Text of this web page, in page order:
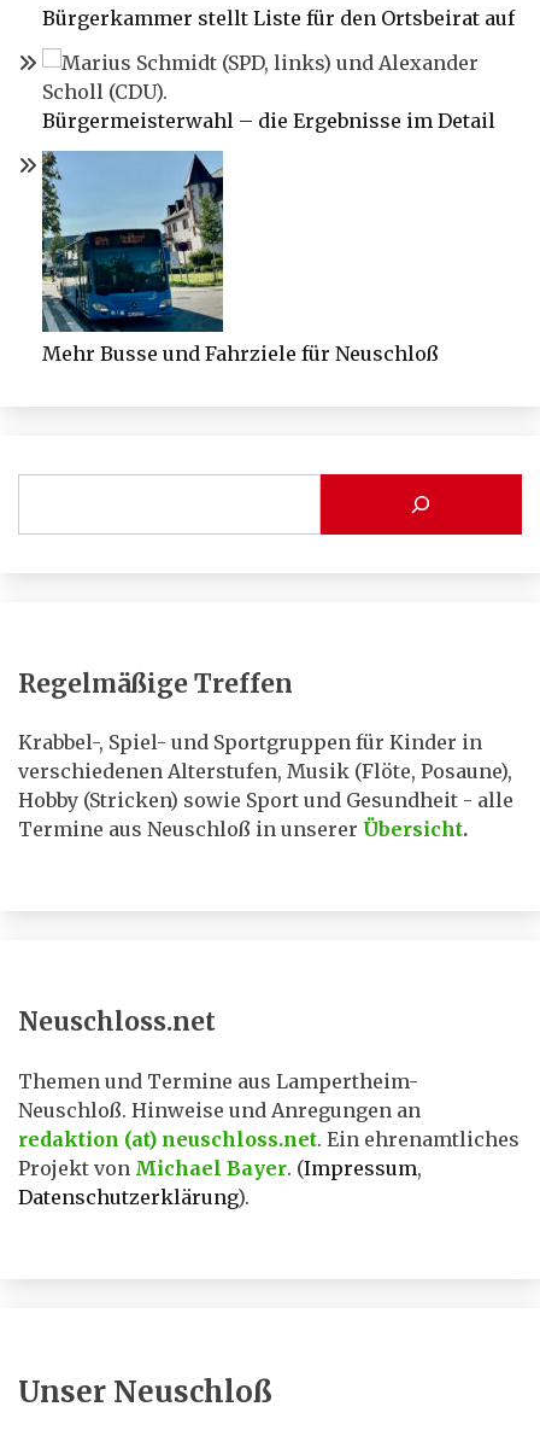
Bürgerkammer stellt Liste für den Ortsbeirat auf
Bürgermeisterwahl – die Ergebnisse im Detail
Mehr Busse und Fahrziele für Neuschloß
Regelmäßige Treffen
Krabbel-, Spiel- und Sportgruppen für Kinder in
verschiedenen Alterstufen, Musik (Flöte, Posaune),
Hobby (Stricken) sowie Sport und Gesundheit - alle
Termine aus Neuschloß in unserer Übersicht.
Neuschloss.net
Themen und Termine aus Lampertheim-
Neuschloß. Hinweise und Anregungen an
redaktion (at) neuschloss.net. Ein ehrenamtliches
Projekt von Michael Bayer. (Impressum,
Datenschutzerklärung).
Unser Neuschloß